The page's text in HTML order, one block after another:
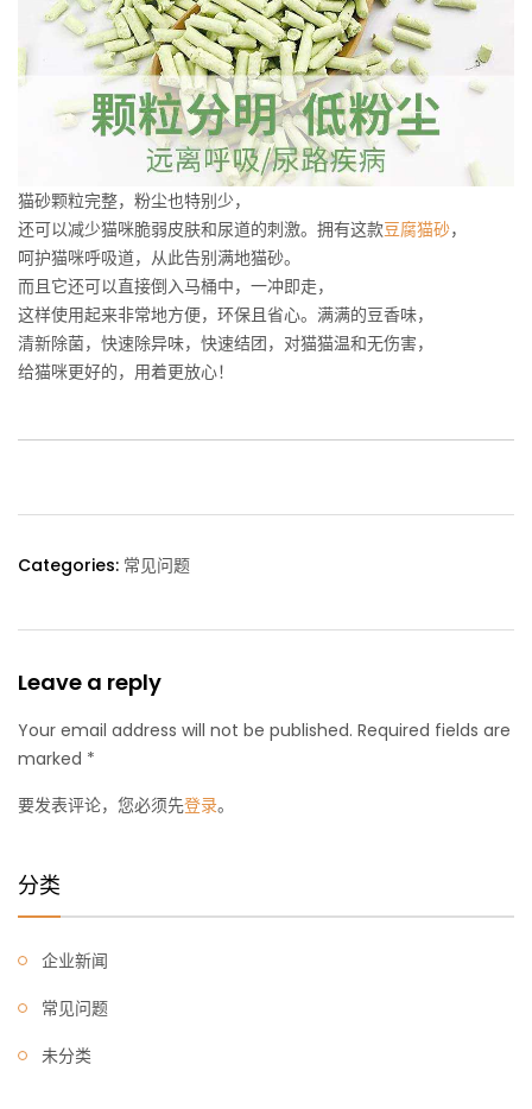
猫砂颗粒完整，粉尘也特别少，
还可以减少猫咪脆弱皮肤和尿道的刺激。拥有这款豆腐猫砂，
呵护猫咪呼吸道，从此告别满地猫砂。
而且它还可以直接倒入马桶中，一冲即走，
这样使用起来非常地方便，环保且省心。满满的豆香味，
清新除菌，快速除异味，快速结团，对猫猫温和无伤害，
给猫咪更好的，用着更放心！
Categories: 常见问题
Leave a reply
Your email address will not be published. Required fields are
marked *
要发表评论，您必须先登录。
分类
企业新闻
常见问题
未分类